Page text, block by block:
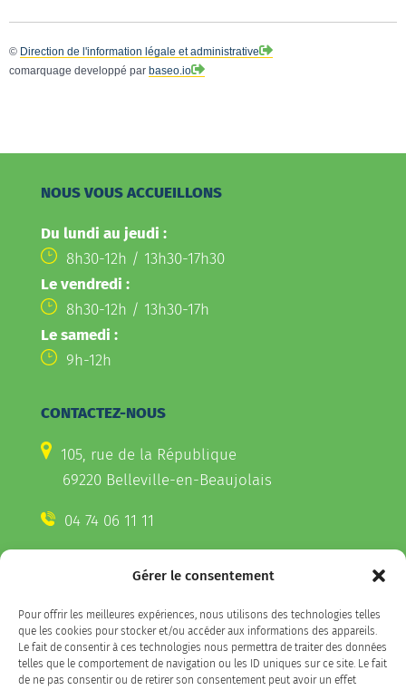
Gérer le consentement
Pour offrir les meilleures expériences, nous utilisons des technologies telles
que les cookies pour stocker et/ou accéder aux informations des appareils.
Le fait de consentir à ces technologies nous permettra de traiter des données
telles que le comportement de navigation ou les ID uniques sur ce site. Le fait
de ne pas consentir ou de retirer son consentement peut avoir un effet
© Direction de l'information légale et administrative
comarquage developpé par baseo.io
NOUS VOUS ACCUEILLONS
Du lundi au jeudi :
8h30-12h / 13h30-17h30
Le vendredi :
8h30-12h / 13h30-17h
Le samedi :
9h-12h
CONTACTEZ-NOUS
105, rue de la République
69220 Belleville-en-Beaujolais
04 74 06 11 11
CONTACTEZ-NOUS
Télécharger l'appli Belleville
sur votre smartphone